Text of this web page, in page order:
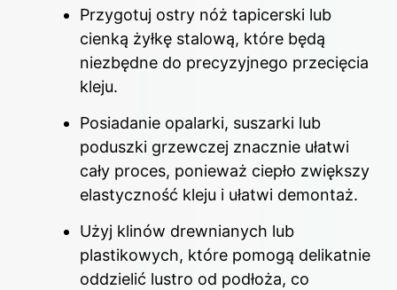
Przygotuj ostry nóż tapicerski lub
cienką żyłkę stalową, które będą
niezbędne do precyzyjnego przecięcia
kleju.
Posiadanie opalarki, suszarki lub
poduszki grzewczej znacznie ułatwi
cały proces, ponieważ ciepło zwiększy
elastyczność kleju i ułatwi demontaż.
Użyj klinów drewnianych lub
plastikowych, które pomogą delikatnie
oddzielić lustro od podłoża, co